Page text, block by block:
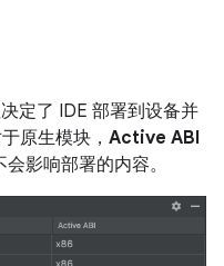
定了 IDE 部署到设备并
原生模块， Active ABI
会影响部署的内容。